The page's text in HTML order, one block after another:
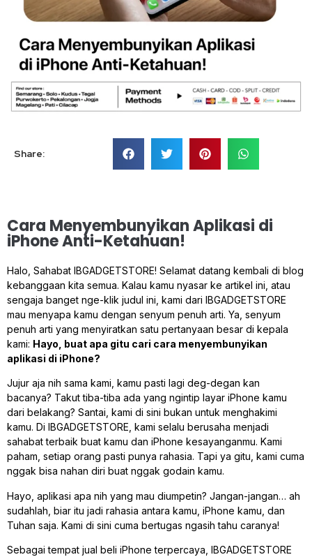
Share:
Cara Menyembunyikan Aplikasi di
iPhone Anti-Ketahuan!
Halo, Sahabat IBGADGETSTORE! Selamat datang kembali di blog
kebanggaan kita semua. Kalau kamu nyasar ke artikel ini, atau
sengaja banget nge-klik judul ini, kami dari IBGADGETSTORE
mau menyapa kamu dengan senyum penuh arti. Ya, senyum
penuh arti yang menyiratkan satu pertanyaan besar di kepala
kami: Hayo, buat apa gitu cari cara menyembunyikan
aplikasi di iPhone?
Jujur aja nih sama kami, kamu pasti lagi deg-degan kan
bacanya? Takut tiba-tiba ada yang ngintip layar iPhone kamu
dari belakang? Santai, kami di sini bukan untuk menghakimi
kamu. Di IBGADGETSTORE, kami selalu berusaha menjadi
sahabat terbaik buat kamu dan iPhone kesayanganmu. Kami
paham, setiap orang pasti punya rahasia. Tapi ya gitu, kami cuma
nggak bisa nahan diri buat nggak godain kamu.
Hayo, aplikasi apa nih yang mau diumpetin? Jangan-jangan… ah
sudahlah, biar itu jadi rahasia antara kamu, iPhone kamu, dan
Tuhan saja. Kami di sini cuma bertugas ngasih tahu caranya!
Sebagai tempat jual beli iPhone terpercaya, IBGADGETSTORE